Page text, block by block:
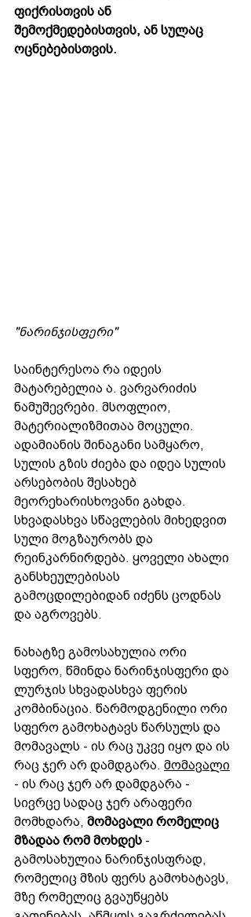
ფიქრისთვის ან
შემოქმედებისთვის, ან სულაც
ოცნებებისთვის.
"ნარინჯისფერი"
საინტერესოა რა იდეის
მატარებელია ა. ვარვარიძის
ნამუშევრები. მსოფლიო,
მატერიალიზმითაა მოცული.
ადამიანის შინაგანი სამყარო,
სულის გზის ძიება და იდეა სულის
არსებობის შესახებ
მეორეხარისხოვანი გახდა.
სხვადასხვა სწავლების მიხედვით
სული მოგზაურობს და
რეინკარნირდება. ყოველი ახალი
განსხეულებისას
გამოცდილებიდან იძენს ცოდნას
და აგროვებს.
ნახატზე გამოსახულია ორი
სფერო, წმინდა ნარინჯისფერი და
ლურჯის სხვადასხვა ფერის
კომბინაცია. წარმოდგენილი ორი
სფერო გამოხატავს წარსულს და
მომავალს - ის რაც უკვე იყო და ის
რაც ჯერ არ დამდგარა. მომავალი
- ის რაც ჯერ არ დამდგარა -
სივრცე სადაც ჯერ არაფერი
მომხდარა, მომავალი რომელიც
მზადაა რომ მოხდეს -
გამოსახულია ნარინჯისფრად,
რომელიც მზის ფერს გამოხატავს,
მზე რომელიც გვაუწყებს